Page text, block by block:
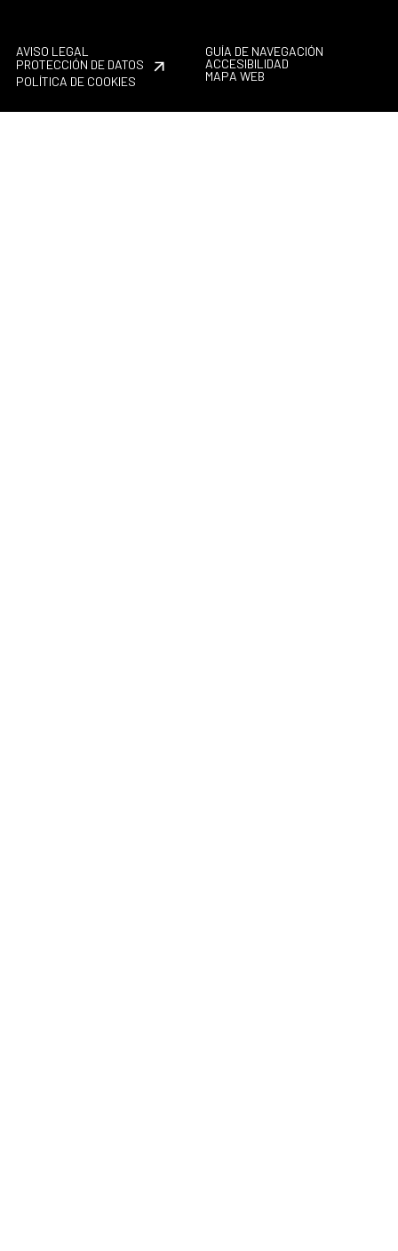
AVISO LEGAL
PROTECCIÓN DE DATOS
POLÍTICA DE COOKIES
GUÍA DE NAVEGACIÓN
ACCESIBILIDAD
MAPA WEB